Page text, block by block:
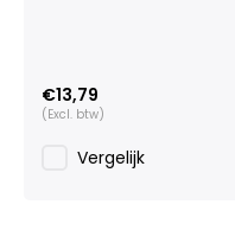
€13,79
(Excl. btw)
Vergelijk